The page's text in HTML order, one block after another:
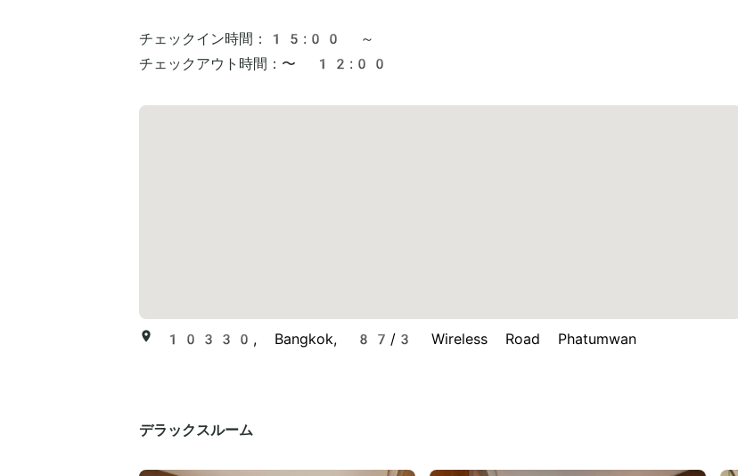
チェックイン時間：
15:00 ～
チェックアウト時間： 〜 12:00
10330, Bangkok, 87/3 Wireless Road Phatumwan
デラックスルーム